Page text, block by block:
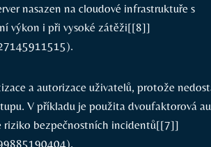
nasazen na cloudové infrastruktuře s
výkon i při vysoké zátěži[[8]]
a ⁣autorizace uživatelů, protože
V příkladu je použita dvoufaktorová
riziko bezpečnostních incidentů[[7]]